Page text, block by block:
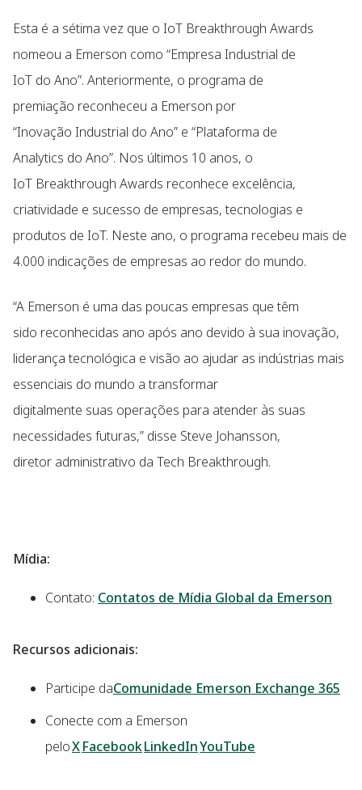
Esta é a sétima vez que o IoT Breakthrough Awards
nomeou a Emerson como “Empresa Industrial de
IoT do Ano”. Anteriormente, o programa de
premiação reconheceu a Emerson por
“Inovação Industrial do Ano” e “Plataforma de
Analytics do Ano”. Nos últimos 10 anos, o
IoT Breakthrough Awards reconhece excelência,
criatividade e sucesso de empresas, tecnologias e
produtos de IoT. Neste ano, o programa recebeu mais de
4.000 indicações de empresas ao redor do mundo.
“A Emerson é uma das poucas empresas que têm
sido reconhecidas ano após ano devido à sua inovação,
liderança tecnológica e visão ao ajudar as indústrias mais
essenciais do mundo a transformar
digitalmente suas operações para atender às suas
necessidades futuras,” disse Steve Johansson,
diretor administrativo da Tech Breakthrough.
Mídia:
Contato: Contatos de Mídia Global da Emerson
Recursos adicionais:
Participe daComunidade Emerson Exchange 365
Conecte com a Emerson
peloXFacebookLinkedInYouTube